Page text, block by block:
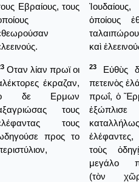
Εβραίους, τους
ὁποίους
καὶ
Οταν λίαν πρωϊ οι
έκραζαν,
δε Ερμων
τους
τους
προς το
23
Εὐθὺς
πετεινὸς
πρωΐ, ὁ
ἐξώπλισε
τοὺς
μεγάλο
(τὸν